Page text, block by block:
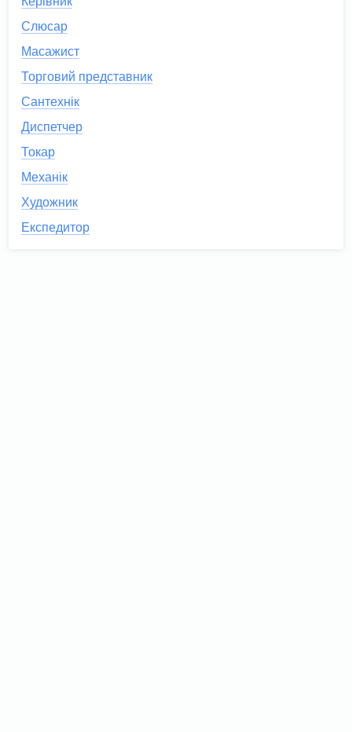
Слюсар
Масажист
Торговий представник
Сантехнік
Диспетчер
Токар
Механік
Художник
Експедитор